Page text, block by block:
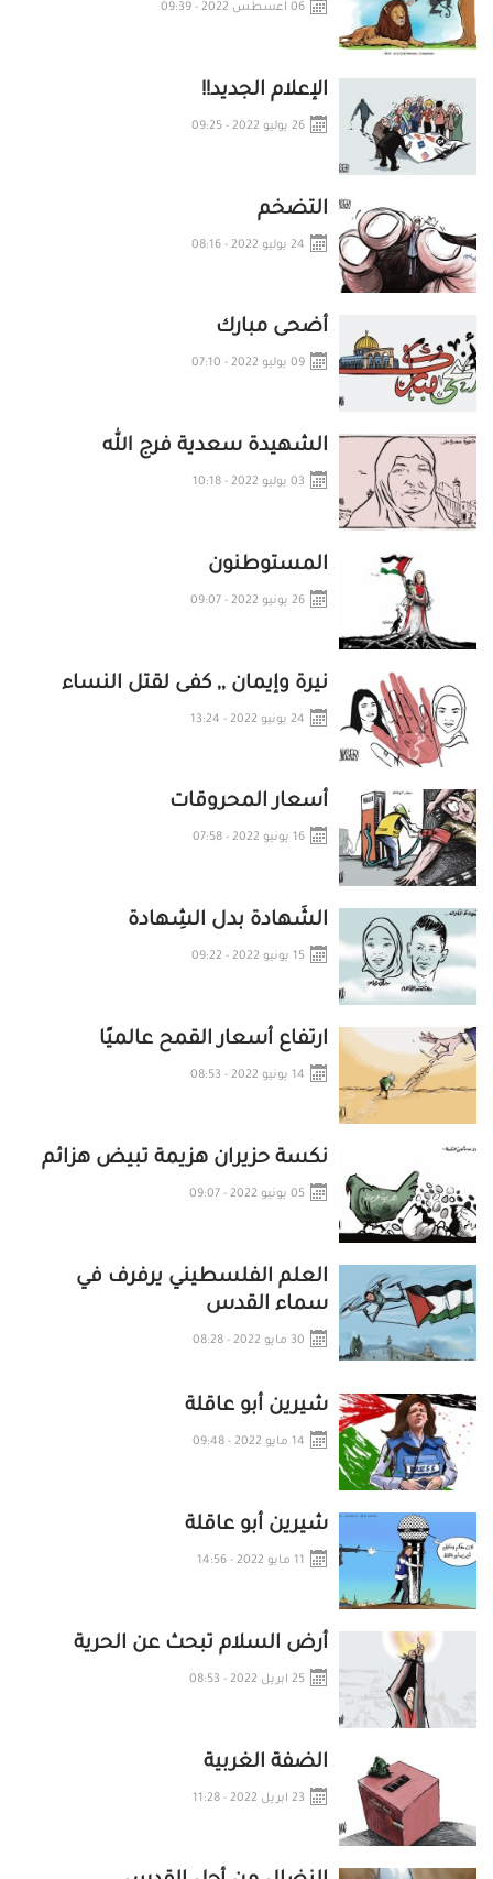
06 اعسطس 2022 - 09:39
الإعلام الجديد!!
26 يوليو 2022 - 09:25
التضخم
24 يوليو 2022 - 08:16
أضحى مبارك
09 يوليو 2022 - 07:10
الشهيدة سعدية فرج الله
03 يوليو 2022 - 10:18
المستوطنون
26 يونيو 2022 - 09:07
نيرة وإيمان ,, كفى لقتل النساء
24 يونيو 2022 - 13:24
أسعار المحروقات
16 يونيو 2022 - 07:58
الشَهادة بدل الشِهادة
15 يونيو 2022 - 09:22
ارتفاع أسعار القمح عالميًا
14 يونيو 2022 - 08:53
نكسة حزيران هزيمة تبيض هزائم
05 يونيو 2022 - 09:07
العلم الفلسطيني يرفرف في
سماء القدس
30 مايو 2022 - 08:28
شيرين أبو عاقلة
14 مايو 2022 - 09:48
شيرين أبو عاقلة
11 مايو 2022 - 14:56
أرض السلام تبحث عن الحرية
25 ابريل 2022 - 08:53
الضفة الغربية
23 ابريل 2022 - 11:28